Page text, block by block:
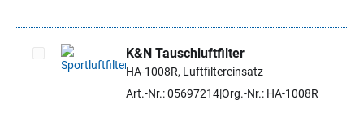
Artikel auswählen
K&N Tauschluftfilter
HA-1008R, Luftfiltereinsatz
Art.-Nr.: 05697214Org.-Nr.: HA-1008R